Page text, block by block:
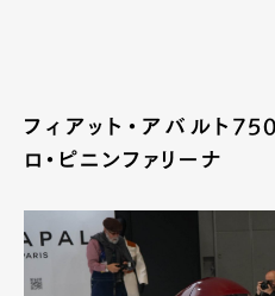
フィアット・アバルト
ロ・ピニンファリーナ